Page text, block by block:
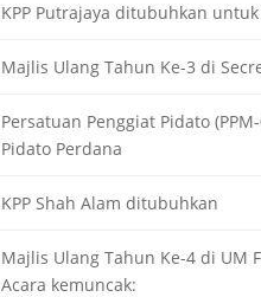
KPP Putrajaya ditubuhkan
Majlis Ulang Tahun Ke-3 di
Persatuan Penggiat Pidato
Pidato Perdana
KPP Shah Alam ditubuhkan
Majlis Ulang Tahun Ke-4 di UM
Acara kemuncak: